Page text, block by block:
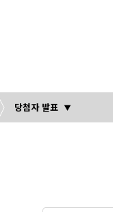
당첨자 발표